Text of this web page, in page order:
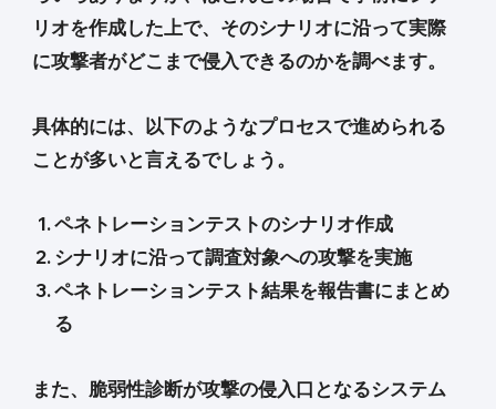
リオを作成した上で、そのシナリオに沿って実際
に攻撃者がどこまで侵入できるのかを調べます。
具体的には、以下のようなプロセスで進められる
ことが多いと言えるでしょう。
ペネトレーションテストのシナリオ作成
シナリオに沿って調査対象への攻撃を実施
ペネトレーションテスト結果を報告書にまとめ
る
また、脆弱性診断が攻撃の侵入口となるシステム